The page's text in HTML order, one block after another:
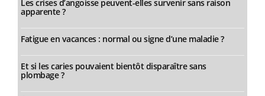
Les crises d’angoisse peuvent-elles survenir sans raison
apparente ?
Fatigue en vacances : normal ou signe d’une maladie ?
Et si les caries pouvaient bientôt disparaître sans
plombage ?